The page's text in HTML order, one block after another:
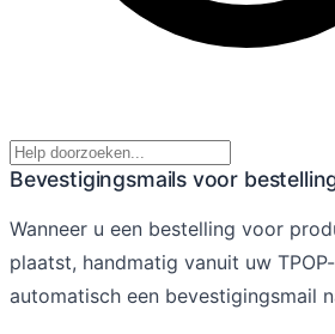
Bevestigingsmails voor
Wanneer u een bestelling voor
plaatst, handmatig vanuit uw
automatisch een bevestigingsmail